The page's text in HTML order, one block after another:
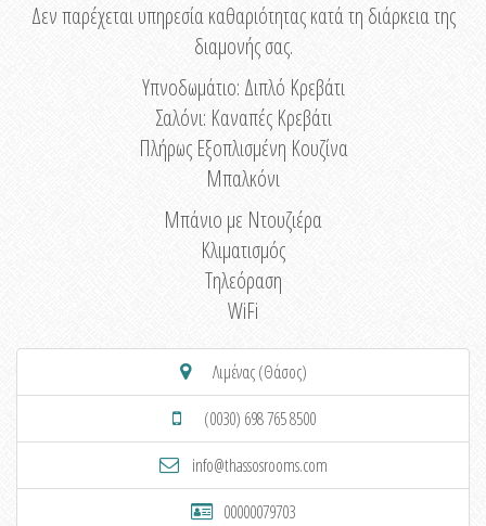
Δεν παρέχεται υπηρεσία καθαριότητας κατά τη διάρκεια της
διαμονής σας.
Υπνοδωμάτιο: Διπλό Κρεβάτι
Σαλόνι: Καναπές Κρεβάτι
Πλήρως Εξοπλισμένη Κουζίνα
Μπαλκόνι
Μπάνιο με Ντουζιέρα
Κλιματισμός
Τηλεόραση
WiFi
Λιμένας (Θάσος)
(0030) 698 765 8500
info@thassosrooms.com
00000079703